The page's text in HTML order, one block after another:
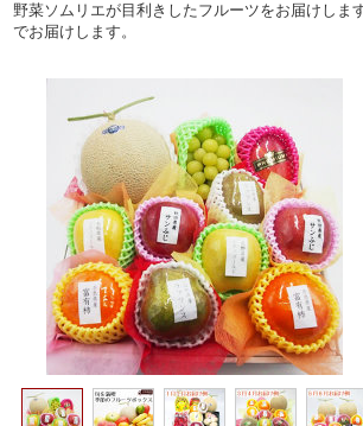
野菜ソムリエが目利きしたフルーツをお届けし
でお届けします。